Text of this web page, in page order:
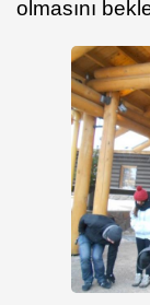
olmasını